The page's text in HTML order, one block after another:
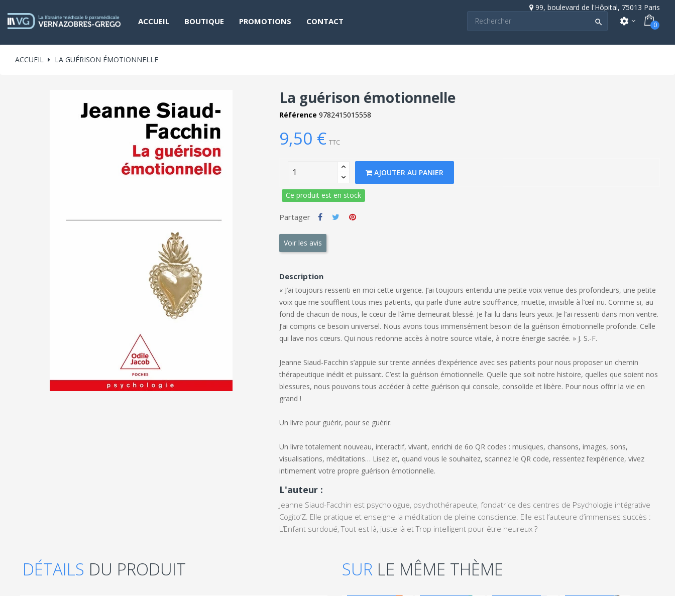
99, boulevard de l'Hôpital, 75013 Paris
ACCUEIL BOUTIQUE PROMOTIONS CONTACT  settings 0
ACCUEIL LA GUÉRISON ÉMOTIONNELLE
La guérison émotionnelle
Référence 9782415015558
9,50 € TTC
AJOUTER AU PANIER
Ce produit est en stock
Partager
Voir les avis
Description
« J’ai toujours ressenti en moi cette urgence. J’ai toujours entendu une petite voix venue des profondeurs, une petite
voix que me soufflent tous mes patients, qui parle d’une autre souffrance, muette, invisible à l’œil nu. Comme si, au
fond de chacun de nous, le cœur de l’âme demeurait blessé. Je l’ai lu dans leurs yeux. Je l’ai ressenti dans mon ventre.
J’ai compris ce besoin universel. Nous avons tous immensément besoin de la guérison émotionnelle profonde. Celle
qui lave nos cœurs. Qui nous redonne accès à notre source vitale, à notre énergie sacrée. » J. S.-F.
Jeanne Siaud-Facchin s’appuie sur trente années d’expérience avec ses patients pour nous proposer un chemin
thérapeutique inédit et puissant. C’est la guérison émotionnelle. Quelle que soit notre histoire, quelles que soient nos
blessures, nous pouvons tous accéder à cette guérison qui console, consolide et libère. Pour nous offrir la vie en
grand !
Un livre pour guérir, pour se guérir.
Un livre totalement nouveau, interactif, vivant, enrichi de 6o QR codes : musiques, chansons, images, sons,
visualisations, méditations… Lisez et, quand vous le souhaitez, scannez le QR code, ressentez l’expérience, vivez
intimement votre propre guérison émotionnelle.
L'auteur :
Jeanne Siaud-Facchin est psychologue, psychothérapeute, fondatrice des centres de Psychologie intégrative
Cogito’Z. Elle pratique et enseigne la méditation de pleine conscience. Elle est l’auteure d’immenses succès :
L’Enfant surdoué, Tout est là, juste là et Trop intelligent pour être heureux ?
DÉTAILS DU PRODUIT SUR LE MÊME THÈME